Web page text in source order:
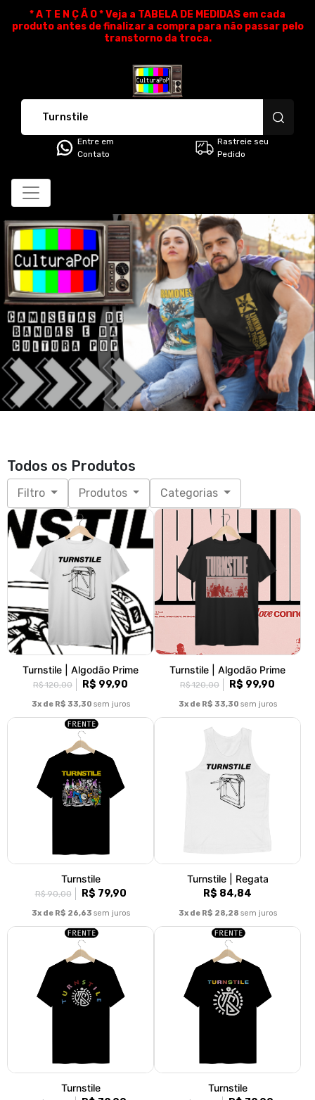
* A T E N Ç Ã O * Veja a TABELA DE MEDIDAS em cada
produto antes de finalizar a compra para não passar pelo
transtorno da troca.
Entre em
Contato
Rastreie seu
Pedido
Todos os Produtos
Filtro Produtos Categorias
Turnstile | Algodão Prime
R$ 120,00 R$ 99,90
3x de R$ 33,30 sem juros
Turnstile | Algodão Prime
R$ 120,00 R$ 99,90
3x de R$ 33,30 sem juros
Turnstile
R$ 90,00 R$ 79,90
3x de R$ 26,63 sem juros
Turnstile | Regata
R$ 84,84
3x de R$ 28,28 sem juros
Turnstile Turnstile